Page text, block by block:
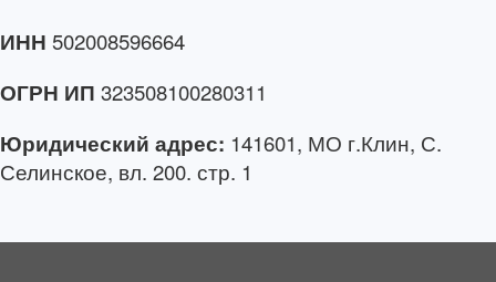
ИНН 502008596664
ОГРН ИП 323508100280311
Юридический адрес: 141601, МО г.Клин, С.
Селинское, вл. 200. стр. 1